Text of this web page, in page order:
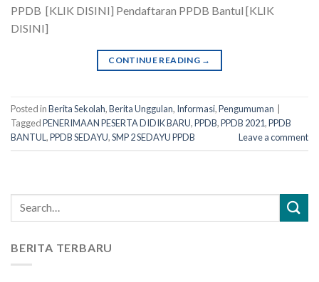
PPDB [KLIK DISINI] Pendaftaran PPDB Bantul [KLIK
DISINI]
CONTINUE READING →
Posted inBerita Sekolah,Berita Unggulan, Informasi,Pengumuman
TaggedPENERIMAAN PESERTA DIDIK BARU,PPDB,PPDB 2021,PPDB
BANTUL ,PPDB SEDAYU,SMP 2 SEDAYU PPDB Leave a comment
BERITA TERBARU